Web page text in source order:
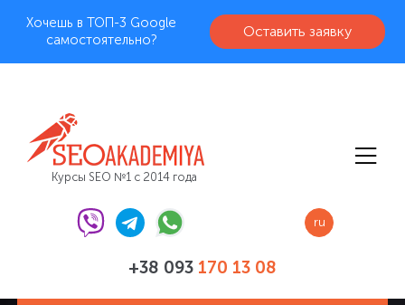
Хочешь в ТОП-3 Google
самостоятельно?
Оставить заявку
Курсы SEO №1 с 2014 года
+38 093 170 13 08
ru